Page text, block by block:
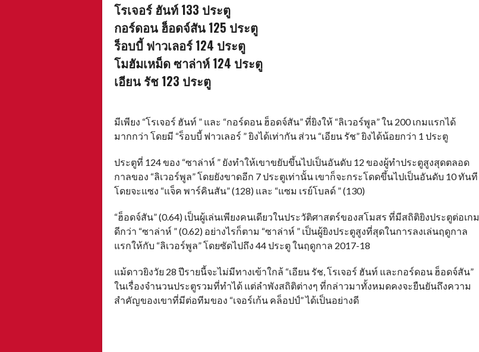
โรเจอร์ ฮันท์ 133 ประตู
กอร์ดอน ฮ็อดจ์สัน 125 ประตู
ร็อบบี้ ฟาวเลอร์ 124 ประตู
โมฮัมเหม็ด ซาล่าห์ 124 ประตู
เอียน รัช 123 ประตู
มีเพียง “โรเจอร์ ฮันท์ ” และ “กอร์ดอน ฮ็อดจ์สัน” ที่ยิงให้ “ลิเวอร์พูล” ใน 200 เกมแรกได้
มากกว่า โดยมี “ร็อบบี้ ฟาวเลอร์ ” ยิงได้เท่ากัน ส่วน “เอียน รัช” ยิงได้น้อยกว่า 1 ประตู
ประตูที่ 124 ของ “ซาล่าห์ ” ยังทำให้เขาขยับขึ้นไปเป็นอันดับ 12 ของผู้ทำประตูสูงสุดตลอด
กาลของ “ลิเวอร์พูล” โดยยังขาดอีก 7 ประตูเท่านั้น เขาก็จะกระโดดขึ้นไปเป็นอันดับ 10 ทันที
โดยจะแซง “แจ็ค พาร์คินสัน” (128) และ “แซม เรย์โบลด์ ” (130)
“ฮ็อดจ์สัน” (0.64) เป็นผู้เล่นเพียงคนเดียวในประวัติศาสตร์ของสโมสร ที่มีสถิติยิงประตูต่อเกม
ดีกว่า “ซาล่าห์ ” (0.62) อย่างไรก็ตาม “ซาล่าห์ ” เป็นผู้ยิงประตูสูงที่สุดในการลงเล่นฤดูกาล
แรกให้กับ “ลิเวอร์พูล” โดยซัดไปถึง 44 ประตู ในฤดูกาล 2017-18
แม้ดาวยิงวัย 28 ปีรายนี้จะไม่มีทางเข้าใกล้ “เอียน รัช, โรเจอร์ ฮันท์ และกอร์ดอน ฮ็อดจ์สัน”
ในเรื่องจำนวนประตูรวมที่ทำได้ แต่ลำพังสถิติต่างๆ ที่กล่าวมาทั้งหมดคงจะยืนยันถึงความ
สำคัญของเขาที่มีต่อทีมของ “เจอร์เก้น คล็อปป์” ได้เป็นอย่างดี